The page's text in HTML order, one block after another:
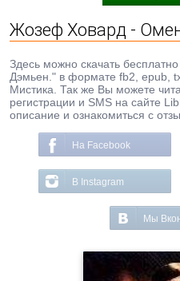
Жозеф Ховард -
Здесь можно скачать
Дэмьен." в формате fb2, epub,
Мистика. Так же Вы можете
регистрации и SMS на сайте
описание и ознакомиться с
На Facebook
В Instagram
Мы